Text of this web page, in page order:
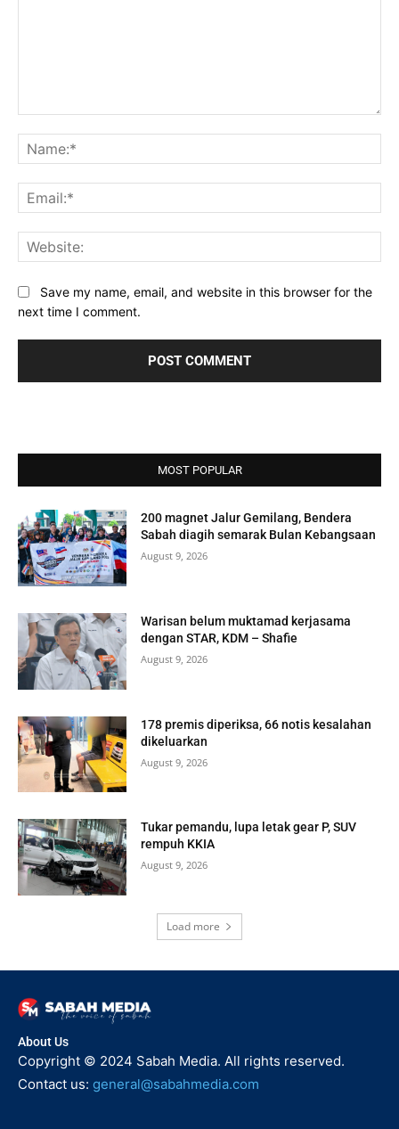
Save my name, email, and website in this browser for the
next time I comment.
MOST POPULAR
200 magnet Jalur Gemilang, Bendera
Sabah diagih semarak Bulan Kebangsaan
August 9, 2026
Warisan belum muktamad kerjasama
dengan STAR, KDM – Shafie
August 9, 2026
178 premis diperiksa, 66 notis kesalahan
dikeluarkan
August 9, 2026
Tukar pemandu, lupa letak gear P, SUV
rempuh KKIA
August 9, 2026
Load more
About Us
Copyright © 2024 Sabah Media. All rights reserved.
Contact us: general@sabahmedia.com